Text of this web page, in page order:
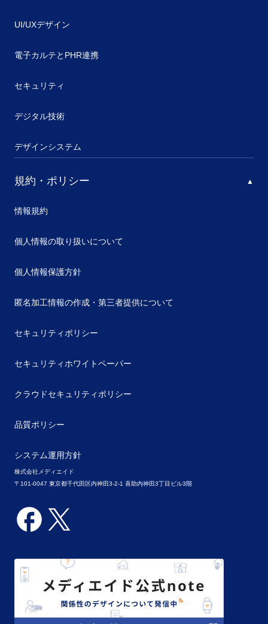
株式会社メディエイド
〒101-0047 東京都千代田区内神田3-2-1 喜助内神田3丁目ビル3階
UI/UXデザイン
電子カルテとPHR連携
セキュリティ
デジタル技術
デザインシステム
規約・ポリシー
情報規約
個人情報の取り扱いについて
個人情報保護方針
匿名加工情報の作成・第三者提供について
セキュリティポリシー
セキュリティホワイトペーパー
クラウドセキュリティポリシー
品質ポリシー
システム運用方針